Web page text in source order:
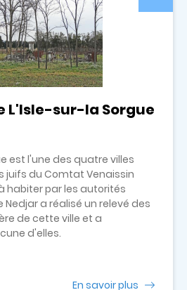
L'Isle-sur-la Sorgue
est l'une des quatre villes
juifs du Comtat Venaissin
habiter par les autorités
Nedjar a réalisé un relevé des
de cette ville et a
d'elles.
En savoir plus